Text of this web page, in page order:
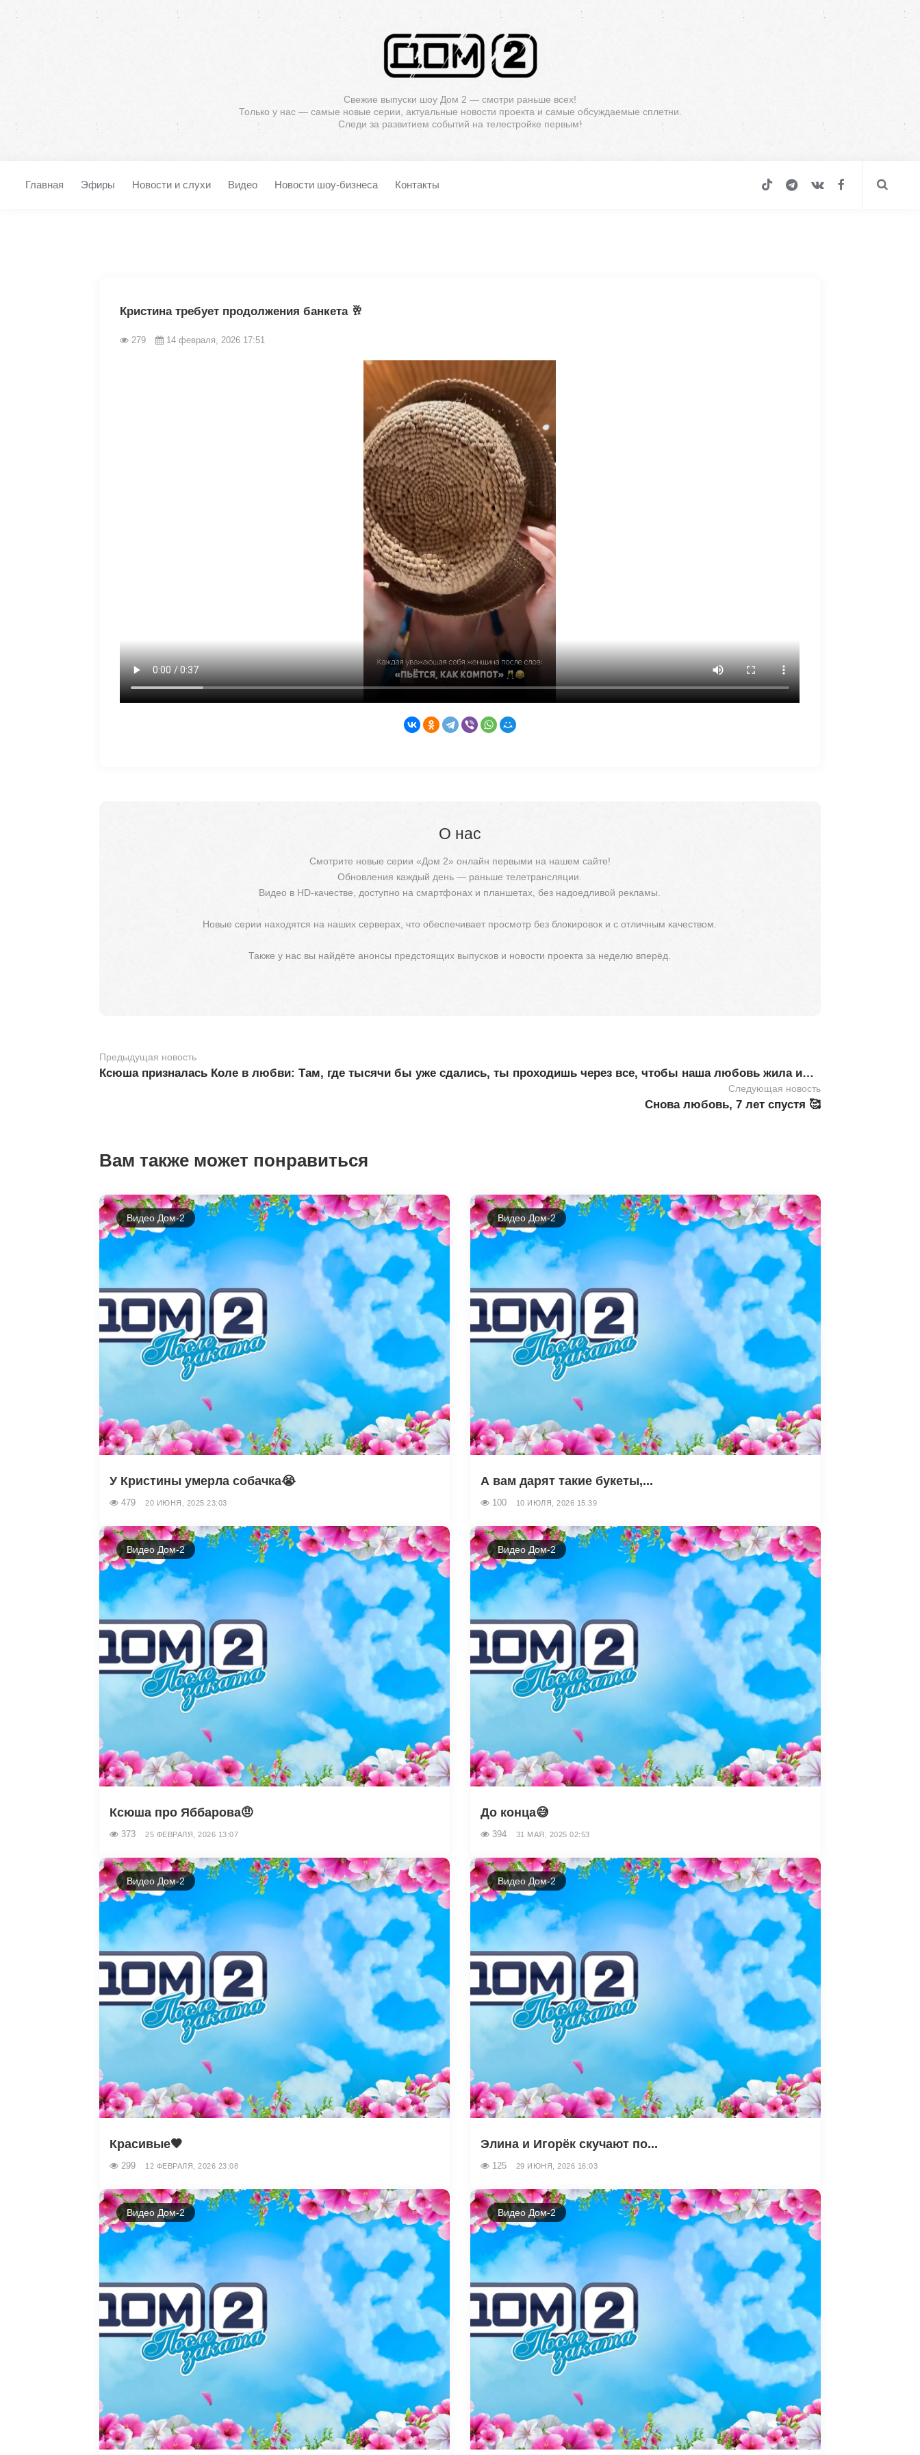
Свежие выпуски шоу Дом 2 — смотри раньше всех!
Только у нас — самые новые серии, актуальные новости проекта и самые обсуждаемые сплетни.
Следи за развитием событий на телестройке первым!
Главная Эфиры Новости и слухи Видео Новости шоу-бизнеса Контакты
Кристина требует продолжения банкета 🥂
279 14 февраля, 2026 17:51
О нас
Смотрите новые серии «Дом 2» онлайн первыми на нашем сайте!
Обновления каждый день — раньше телетрансляции.
Видео в HD-качестве, доступно на смартфонах и планшетах, без надоедливой рекламы.
Новые серии находятся на наших серверах, что обеспечивает просмотр без блокировок и с отличным качеством.
Также у нас вы найдёте анонсы предстоящих выпусков и новости проекта за неделю вперёд.
Предыдущая новость
Ксюша призналась Коле в любви: Там, где тысячи бы уже сдались, ты проходишь через все, чтобы наша любовь жила и…
Следующая новость
Снова любовь, 7 лет спустя 🥰
Вам также может понравиться
Видео Дом-2
У Кристины умерла собачка😭
479 20 ИЮНЯ, 2025 23:03
Видео Дом-2
А вам дарят такие букеты,...
100 10 ИЮЛЯ, 2026 15:39
Видео Дом-2
Ксюша про Яббарова🤨
373 25 ФЕВРАЛЯ, 2026 13:07
Видео Дом-2
До конца😅
394 31 МАЯ, 2025 02:53
Видео Дом-2
Красивые🖤
299 12 ФЕВРАЛЯ, 2026 23:08
Видео Дом-2
Элина и Игорёк скучают по...
125 29 ИЮНЯ, 2026 16:03
Видео Дом-2 Видео Дом-2